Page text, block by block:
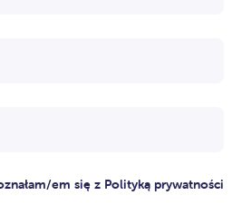
em się z Polityką prywatności